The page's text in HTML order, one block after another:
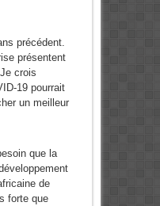
précédent.
présentent
crois
19 pourrait
un meilleur
que la
de
forte que